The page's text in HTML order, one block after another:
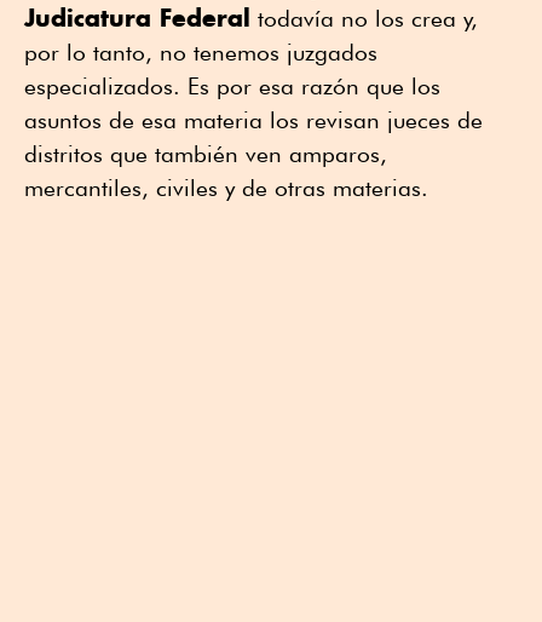
Judicatura Federal todavía no los crea y,
por lo tanto, no tenemos juzgados
especializados. Es por esa razón que los
asuntos de esa materia los revisan jueces de
distritos que también ven amparos,
mercantiles, civiles y de otras materias.